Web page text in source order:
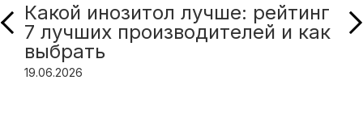
Какой инозитол лучше: рейтинг
7 лучших производителей и как
выбрать
19.06.2026